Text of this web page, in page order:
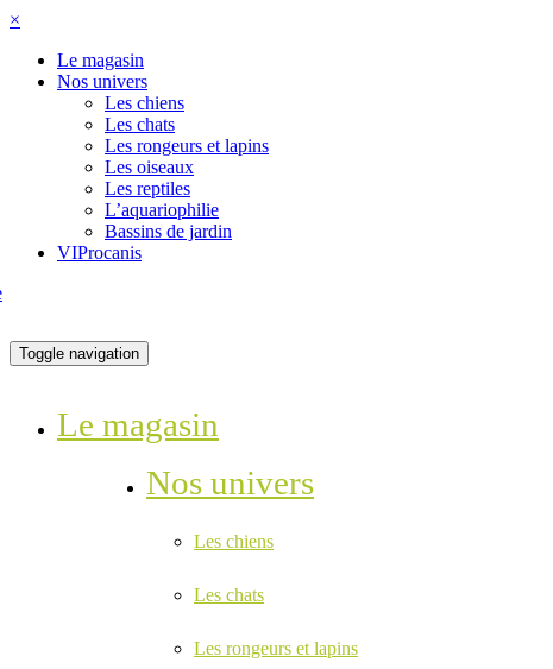
×
Le magasin
Nos univers
Les chiens
Les chats
Les rongeurs et lapins
Les oiseaux
Les reptiles
L’aquariophilie
Bassins de jardin
VIProcanis
Toggle navigation
Le magasin
Nos univers
Les chiens
Les chats
Les rongeurs et lapins